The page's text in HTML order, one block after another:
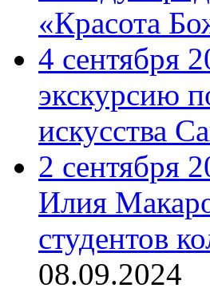
«Красота
4 сентября
экскурсию
искусства
2 сентября
Илия
студентов
08.09.2024